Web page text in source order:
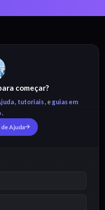
OPUS em Português
para texto
WAV em Português
começar?
, tutoriais, eguias em
.
Ajuda